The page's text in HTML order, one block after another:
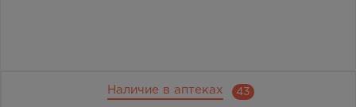
Наличие в аптеках 43